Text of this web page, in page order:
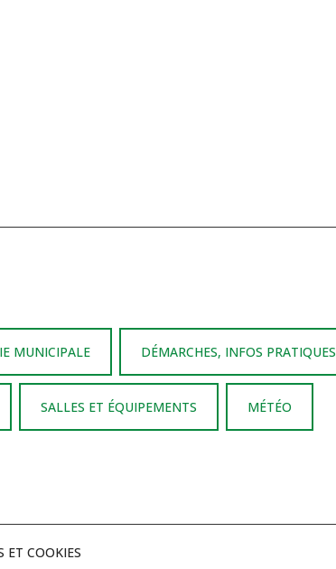
MUNICIPALE DÉMARCHES, INFOS PRATIQUES
SALLES ET ÉQUIPEMENTS MÉTÉO
ET COOKIES